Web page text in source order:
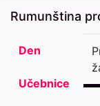
Rumunština
Den
Učebnice